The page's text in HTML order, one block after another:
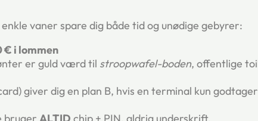
vaner spare dig både tid og unødige gebyrer:
€ i lommen
er guld værd til stroopwafel-boden, offentlige
giver dig en plan B, hvis en terminal kun